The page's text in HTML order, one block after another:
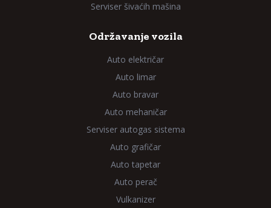
Serviser šivaćih mašina
Održavanje vozila
Auto električar
Auto limar
Auto bravar
Auto mehaničar
Serviser autogas sistema
Auto grafičar
Auto tapetar
Auto perač
Vulkanizer